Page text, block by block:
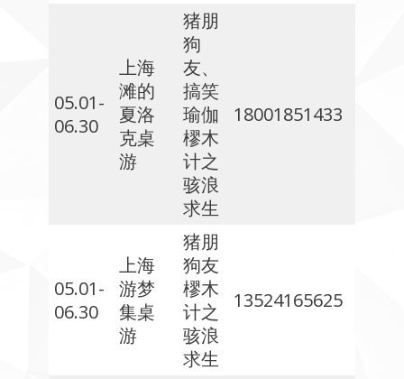
05.01-
06.30
上海
滩的
夏洛
克桌
游
猪朋
狗
友、
搞笑
瑜伽
樛木
计之
骇浪
求生
18001851433
05.01-
06.30
上海
游梦
集桌
游
猪朋
狗友
樛木
计之
骇浪
求生
13524165625